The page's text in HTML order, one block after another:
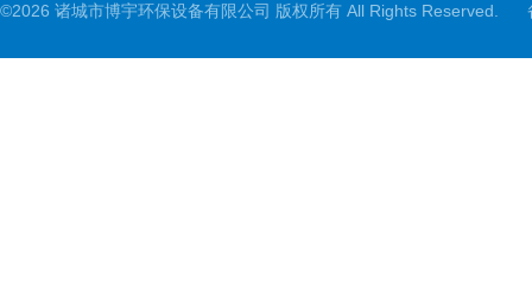
©2026 诸城市博宇环保设备有限公司 版权所有 All Rights Reserved.